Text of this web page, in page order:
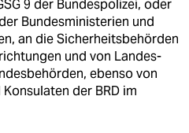
9 der Bundespolizei, oder
Bundesministerien und
an die Sicherheitsbehörden
und von Landes-
ebenso von
der BRD im